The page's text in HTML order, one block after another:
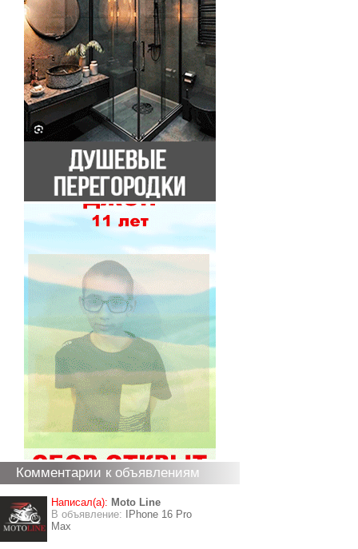
Комментарии к объявлениям
Написал(а): Moto Line
В объявление:
IPhone 16 Pro
Max